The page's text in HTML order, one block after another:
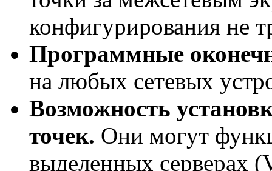
конфигурирования не
Программные
на любых сетевых
Возможность
точек. Они могут
выделенных серверах